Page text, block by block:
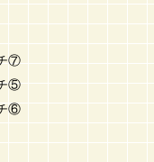
⑦
⑤
⑥